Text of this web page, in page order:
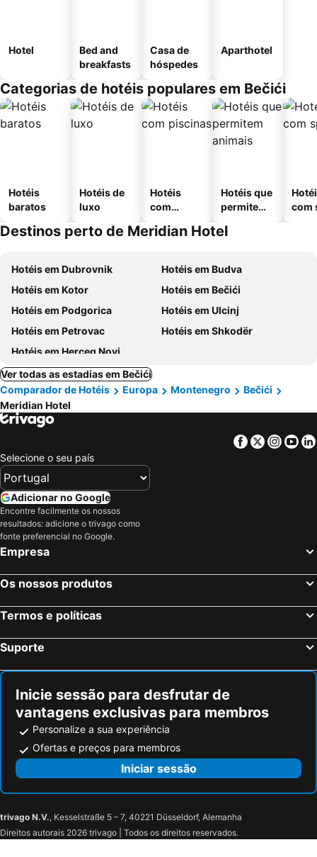
Hotel
Bed and
breakfasts
Casa de
hóspedes
Aparthotel
Categorias de hotéis populares em Bečići
Hotéis
baratos
Hotéis de
luxo
Hotéis
com
Hotéis que
permitem
com
Destinos perto de Meridian Hotel
Hotéis em Dubrovnik
Hotéis em Budva
Hotéis em Kotor
Hotéis em Bečići
Hotéis em Podgorica
Hotéis em Ulcinj
Hotéis em Petrovac
Hotéis em Shkodër
Hotéis em Herceg Novi
Ver todas as estadias em Bečići
Comparador de Hotéis
Europa Montenegro
Bečići
Meridian Hotel
Facebook
Twitter
Selecione o seu país
Adicionar no Google
Encontre facilmente os nossos
resultados: adicione o trivago como
fonte preferencial no Google.
Empresa
Os nossos produtos
Termos e políticas
Suporte
Inicie sessão para desfrutar de
vantagens exclusivas para membros
Personalize a sua experiência
Ofertas e preços para membros
Iniciar sessão
trivago N.V., Kesselstraße 5 – 7, 40221 Düsseldorf, Alemanha
Direitos autorais 2026 trivago | Todos os direitos reservados.